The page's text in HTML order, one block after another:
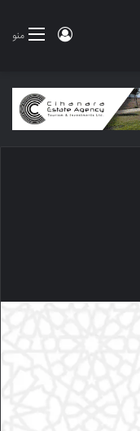
منو ورود